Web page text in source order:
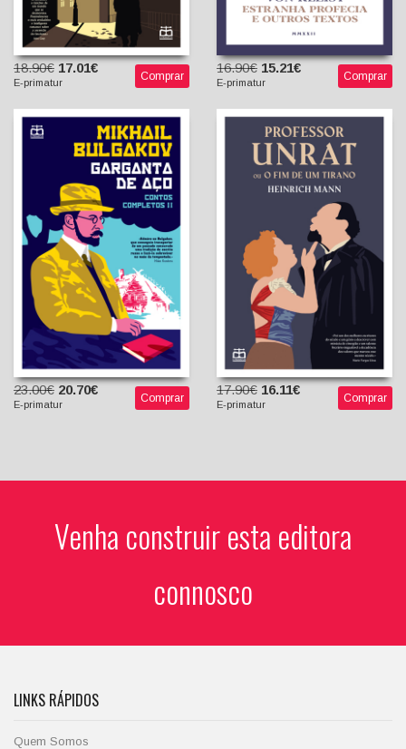
18.90€ 17.01€
E-primatur Comprar
16.90€ 15.21€
E-primatur Comprar
Garganta de Aço - Contos
Completos, Vol. II
Mikhail Bulgakov
Larissa Shotropa
(tradutora)
23.00€ 20.70€
E-primatur Comprar
Professor Unrat
Heinrich Mann
Bruno C. Duarte (trad. e
posfácio)
17.90€ 16.11€
E-primatur Comprar
Venha construir esta editora
connosco
LINKS RÁPIDOS
Quem Somos